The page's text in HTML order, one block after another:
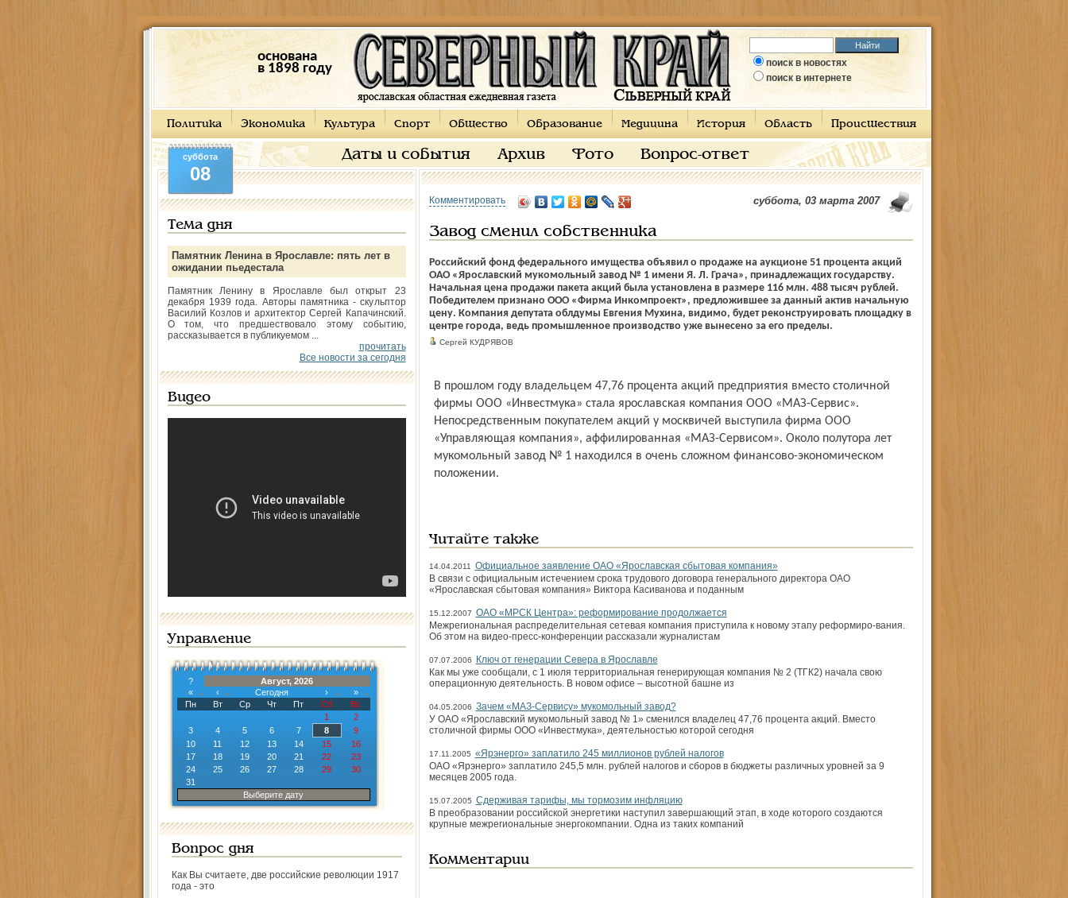
основана
в 1898 году
поиск в новостях
поиск в интернете
Политика Экономика Культура Спорт Общество Образование Медицина История Область Происшествия
Даты и события Архив Фото Вопрос-ответ
суббота
08
Тема дня
Памятник Ленина в Ярославле: пять лет в
ожидании пьедестала
Памятник Ленину в Ярославле был открыт 23
декабря 1939 года. Авторы памятника - скульптор
Василий Козлов и архитектор Сергей Капачинский.
О том, что предшествовало этому событию,
рассказывается в публикуемом ...
прочитать
Все новости за сегодня
Видео
Управление
?
Август, 2026
«
‹ Сегодня ›
»
Пн
Вт Ср Чт Пт Сб
Вс
1
2
3
4 5 6 7 8
9
10
11 12 13 14 15
16
17
18 19 20 21 22
23
24
25 26 27 28 29
30
31
Выберите дату
Вопрос дня
Как Вы считаете, две российские революции 1917
года - это
Комментировать суббота, 03 марта 2007
Завод сменил собственника
Российский фонд федерального имущества объявил о продаже на аукционе 51 процента акций
ОАО «Ярославский мукомольный завод № 1 имени Я. Л. Грача», принадлежащих государству.
Начальная цена продажи пакета акций была установлена в размере 116 млн. 488 тысяч рублей.
Победителем признано ООО «Фирма Инкомпроект», предложившее за данный актив начальную
цену. Компания депутата облдумы Евгения Мухина, видимо, будет реконструировать площадку в
центре города, ведь промышленное производство уже вынесено за его пределы.
Сергей КУДРЯВОВ
В прошлом году владельцем 47,76 процента акций предприятия вместо столичной
фирмы ООО «Инвестмука» стала ярославская компания ООО «МАЗ-Сервис».
Непосредственным покупателем акций у москвичей выступила фирма ООО
«Управляющая компания», аффилированная «МАЗ-Сервисом». Около полутора лет
мукомольный завод № 1 находился в очень сложном финансово-экономическом
положении.
Читайте также
14.04.2011
Официальное заявление ОАО «Ярославская сбытовая компания»
В связи с официальным истечением срока трудового договора генерального директора ОАО
«Ярославская сбытовая компания» Виктора Касиванова и поданным
15.12.2007 ОАО «МРСК Центра»: реформирование продолжается
Межрегиональная распределительная сетевая компания приступила к новому этапу реформиро-вания.
Об этом на видео-пресс-конференции рассказали журналистам
07.07.2006
Ключ от генерации Севера в Ярославле
Как мы уже сообщали, с 1 июля территориальная генерирующая компания № 2 (ТГК­2) начала свою
операционную деятельность. В новом офисе – высотной башне из
04.05.2006 Зачем «МАЗ-Сервису» мукомольный завод?
У ОАО «Ярославский мукомольный завод № 1» сменился владелец 47,76 процента акций. Вместо
столичной фирмы ООО «Инвестмука», деятельностью которой сегодня
17.11.2005 «Ярэнерго» заплатило 245 миллионов рублей налогов
ОАО «Ярэнерго» заплатило 245,5 млн. рублей налогов и сборов в бюджеты различных уровней за 9
месяцев 2005 года.
15.07.2005 Сдерживая тарифы, мы тормозим инфляцию
В преобразовании российской энергетики наступил завершающий этап, в ходе которого создаются
крупные межрегиональные энергокомпании. Одна из таких компаний
Комментарии